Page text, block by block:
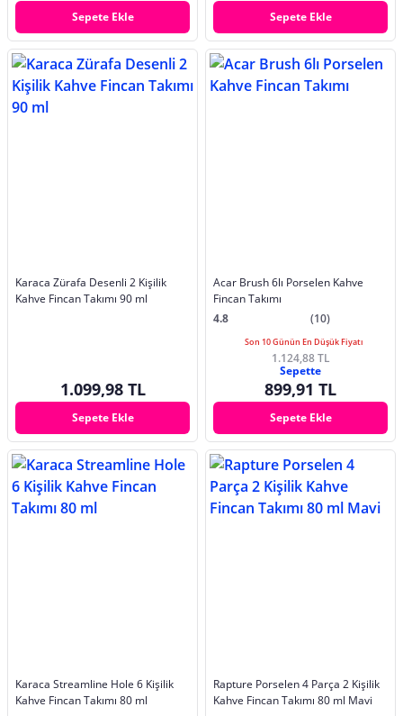
Sepete Ekle Sepete Ekle
Karaca Zürafa Desenli 2 Kişilik
Kahve Fincan Takımı 90 ml
1.099,98 TL
Sepete Ekle
Acar Brush 6lı Porselen Kahve
Fincan Takımı
4.8
(10)
Son 10 Günün En Düşük Fiyatı
1.124,88 TL
Sepette
899,91 TL
Sepete Ekle
Karaca Streamline Hole 6 Kişilik
Kahve Fincan Takımı 80 ml
Rapture Porselen 4 Parça 2 Kişilik
Kahve Fincan Takımı 80 ml Mavi